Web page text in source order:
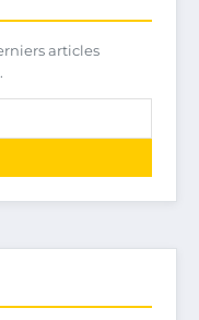
articles